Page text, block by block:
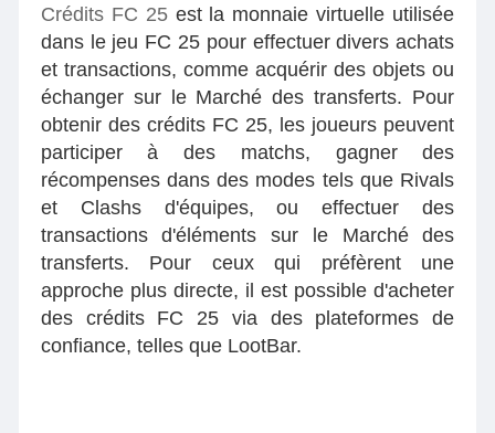
Crédits FC 25 est la monnaie virtuelle utilisée
dans le jeu FC 25 pour effectuer divers achats
et transactions, comme acquérir des objets ou
échanger sur le Marché des transferts. Pour
obtenir des crédits FC 25, les joueurs peuvent
participer à des matchs, gagner des
récompenses dans des modes tels que Rivals
et Clashs d'équipes, ou effectuer des
transactions d'éléments sur le Marché des
transferts. Pour ceux qui préfèrent une
approche plus directe, il est possible d'acheter
des crédits FC 25 via des plateformes de
confiance, telles que LootBar.